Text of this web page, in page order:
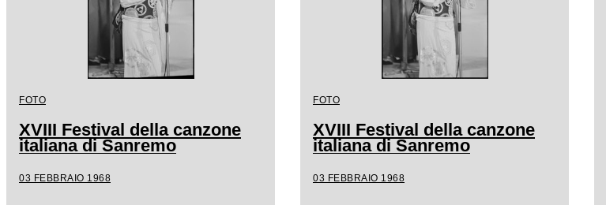
FOTO
XVIII Festival della canzone
italiana di Sanremo
03 FEBBRAIO 1968
FOTO
XVIII Festival della canzone
italiana di Sanremo
03 FEBBRAIO 1968